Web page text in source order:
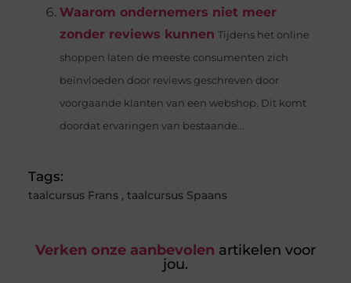
Waarom ondernemers niet meer
zonder reviews kunnen Tijdens het online
shoppen laten de meeste consumenten zich
beïnvloeden door reviews geschreven door
voorgaande klanten van een webshop. Dit komt
doordat ervaringen van bestaande...
Tags:
taalcursus Frans, taalcursus Spaans
Verken onze aanbevolen artikelen voor
jou.